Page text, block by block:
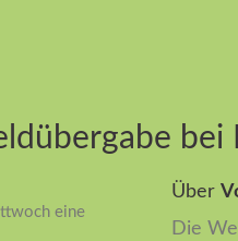
bei
eine
Über
Die